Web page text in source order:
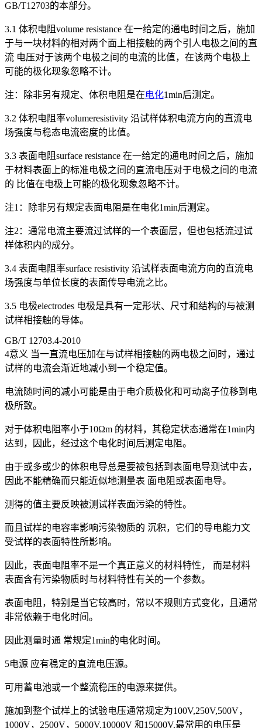
GB/T12703的本部分。
3.1 体积电阻volume resistance 在一给定的通电时间之后，施加
于与一块材料的相对两个面上相接触的两个引人电极之间的直
流 电压对于该两个电极之间的电流的比值，在该两个电极上
可能的极化现象忽略不计。
注：除非另有规定、体积电阻是在电化1min后测定。
3.2 体积电阻率volumeresistivity 沿试样体积电流方向的直流电
场强度与稳态电流密度的比值。
3.3 表面电阻surface resistance 在一给定的通电时间之后，施加
于材料表面上的标准电极之间的直流电压对于电极之间的电流
的 比值在电极上可能的极化现象忽略不计。
注1：除非另有规定表面电阻是在电化1min后测定。
注2：通常电流主要流过试样的一个表面层，但也包括流过试
样体积内的成分。
3.4 表面电阻率surface resistivity 沿试样表面电流方向的直流电
场强度与单位长度的表面传导电流之比。
3.5 电极electrodes 电极是具有一定形状、尺寸和结构的与被测
试样相接触的导体。
GB/T 12703.4-2010
4意义 当一直流电压加在与试样相接触的两电极之间时，通过
试样的电流会渐近地减小到一个稳定值。
电流随时间的减小可能是由于电介质极化和可动离子位移到电
极所致。
对于体积电阻率小于10Ωm 的材料，其稳定状态通常在1min内
达到，因此，经过这个电化时间后测定电阻。
由于或多或少的体积电导总是要被包括到表面电导测试中去，
因此不能精确而只能近似地测量表 面电阻或表面电导。
测得的值主要反映被测试样表面污染的特性。
而且试样的电容率影响污染物质的 沉积，它们的导电能力文
受试样的表面特性所影响。
因此，表面电阻率不是一个真正意义的材料特性， 而是材料
表面含有污染物质时与材料特性有关的一个参数。
表面电阻，特别是当它较高时，常以不规则方式变化，且通常
非常依赖于电化时间。
因此测量时通 常规定1min的电化时间。
5电源 应有稳定的直流电压源。
可用蓄电池或一个整流稳压的电源来提供。
施加到整个试样上的试验电压通常规定为100V,250V,500V，
1000V，2500V，5000V.10000V 和15000V.最常用的电压是